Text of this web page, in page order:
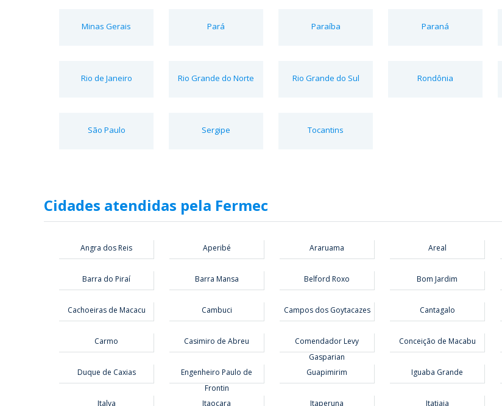
Minas Gerais Pará Paraíba Paraná
Rio de Janeiro Rio Grande do Norte Rio Grande do Sul Rondônia
São Paulo Sergipe Tocantins
Cidades atendidas pela Fermec
Angra dos Reis Aperibé Araruama Areal
Barra do Piraí Barra Mansa Belford Roxo Bom Jardim
Cachoeiras de Macacu Cambuci Campos dos Goytacazes Cantagalo
Carmo Casimiro de Abreu
Comendador Levy
Gasparian
Conceição de Macabu
Duque de Caxias
Engenheiro Paulo de
Frontin
Guapimirim Iguaba Grande
Italva Itaocara Itaperuna Itatiaia